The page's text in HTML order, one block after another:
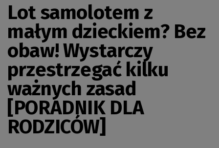
Lot samolotem z
małym dzieckiem? Bez
obaw! Wystarczy
przestrzegać kilku
ważnych zasad
[PORADNIK DLA
RODZICÓW]